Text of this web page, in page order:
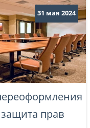
прав
31 мая 2024